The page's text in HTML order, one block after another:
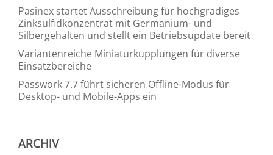
Pasinex startet Ausschreibung für hochgradiges
Zinksulfidkonzentrat mit Germanium- und
Silbergehalten und stellt ein Betriebsupdate bereit
Variantenreiche Miniaturkupplungen für diverse
Einsatzbereiche
Passwork 7.7 führt sicheren Offline-Modus für
Desktop- und Mobile-Apps ein
ARCHIV